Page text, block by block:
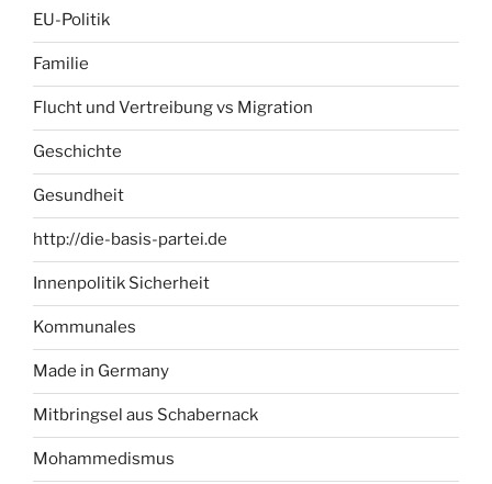
EU-Politik
Familie
Flucht und Vertreibung vs Migration
Geschichte
Gesundheit
http://die-basis-partei.de
Innenpolitik Sicherheit
Kommunales
Made in Germany
Mitbringsel aus Schabernack
Mohammedismus